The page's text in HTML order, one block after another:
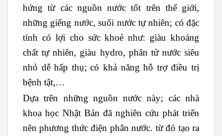
hứng từ các nguồn nước tốt trên thế giới,
những giếng nước, suối nước tự nhiên; có đặc
tính có lợi cho sức khoẻ như: giàu khoáng
chất tự nhiên, giàu hydro, phân tử nước siêu
nhỏ dễ hấp thụ; có khả năng hỗ trợ điều trị
bệnh tật,…
Dựa trên những nguồn nước này; các nhà
khoa học Nhật Bản đã nghiên cứu phát triển
nên phương thức điện phân nước. từ đó tạo ra